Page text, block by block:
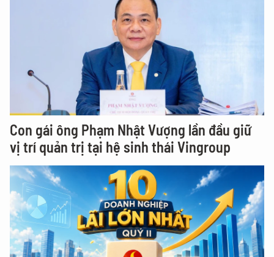
Con gái ông Phạm Nhật Vượng lần đầu giữ
vị trí quản trị tại hệ sinh thái Vingroup